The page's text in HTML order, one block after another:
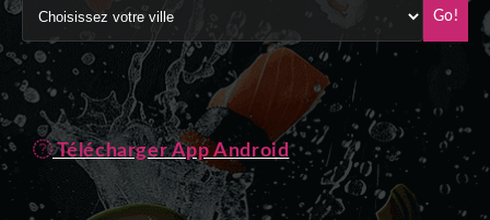
Go!
Télécharger App Android